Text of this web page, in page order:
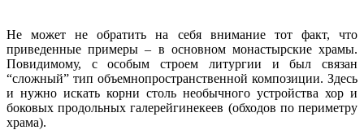
Не может не обратить на себя внимание тот факт, что
приведенные примеры – в основном монастырские храмы.
По­видимому, с особым строем литургии и был связан
“сложный” тип объемно­пространственной композиции. Здесь
и нужно искать корни столь необычного устройства хор и
боковых продольных галерей­гинекеев (обходов по периметру
храма).